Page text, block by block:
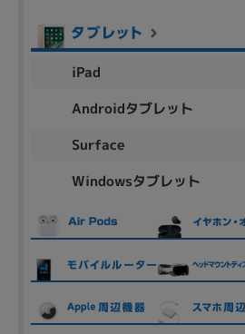
iPad
Androidタブレット
Surface
Windowsタブレット
aspire Inspiron
商品の搭載機能による絞り込み
Webカメラ内蔵
ランク
商品状態の絞り込み